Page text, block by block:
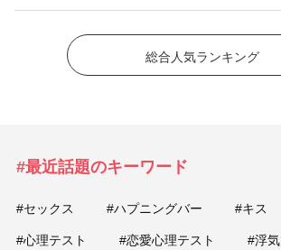
総合人気ランキング
#最近話題のキーワード
#セックス #ハプニングバー #キス
#心理テスト #恋愛心理テスト #浮気